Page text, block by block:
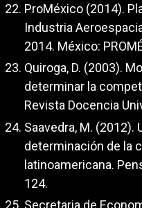
ProMéxico (2014).
Industria
2014. México:
Quiroga, D. (2003).
determinar la
Revista Docencia
Saavedra, M. (2012).
determinación de la
latinoamericana.
124.